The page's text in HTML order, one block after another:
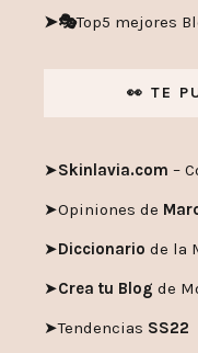
➤🎭Top5 mejores
👀 TE
➤Skinlavia.com –
➤Opiniones de
➤Diccionario de la
➤Crea tu Blog de
➤Tendencias SS22